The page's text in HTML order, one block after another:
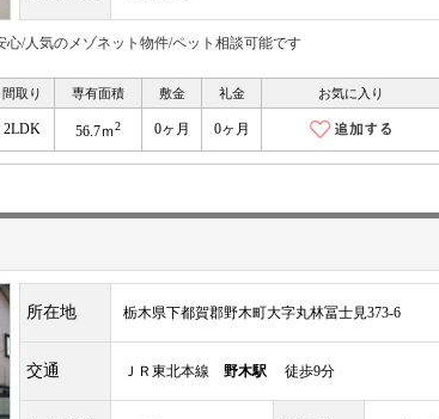
/人気のメゾネット物件/ペット相談可能です
間取り 専有面積 敷金 礼金 お気に入り
2LDK 56.7ｍ2 0ヶ月 0ヶ月
所在地 栃木県下都賀郡野木町大字丸林冨士見373-6
交通 ＪＲ東北本線 野木駅 徒歩9分